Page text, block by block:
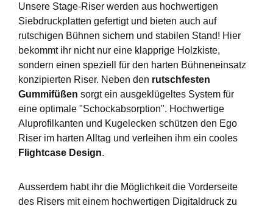
Unsere Stage-Riser werden aus hochwertigen
Siebdruckplatten gefertigt und bieten auch auf
rutschigen Bühnen sichern und stabilen Stand! Hier
bekommt ihr nicht nur eine klapprige Holzkiste,
sondern einen speziell für den harten Bühneneinsatz
konzipierten Riser. Neben den rutschfesten
Gummifüßen sorgt ein ausgeklügeltes System für
eine optimale "Schockabsorption". Hochwertige
Aluprofilkanten und Kugelecken schützen den Ego
Riser im harten Alltag und verleihen ihm ein cooles
Flightcase Design.
Ausserdem habt ihr die Möglichkeit die Vorderseite
des Risers mit einem hochwertigen Digitaldruck zu